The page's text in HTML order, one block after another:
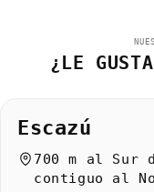
¿LE
Escazú
700 m al Sur
contiguo al